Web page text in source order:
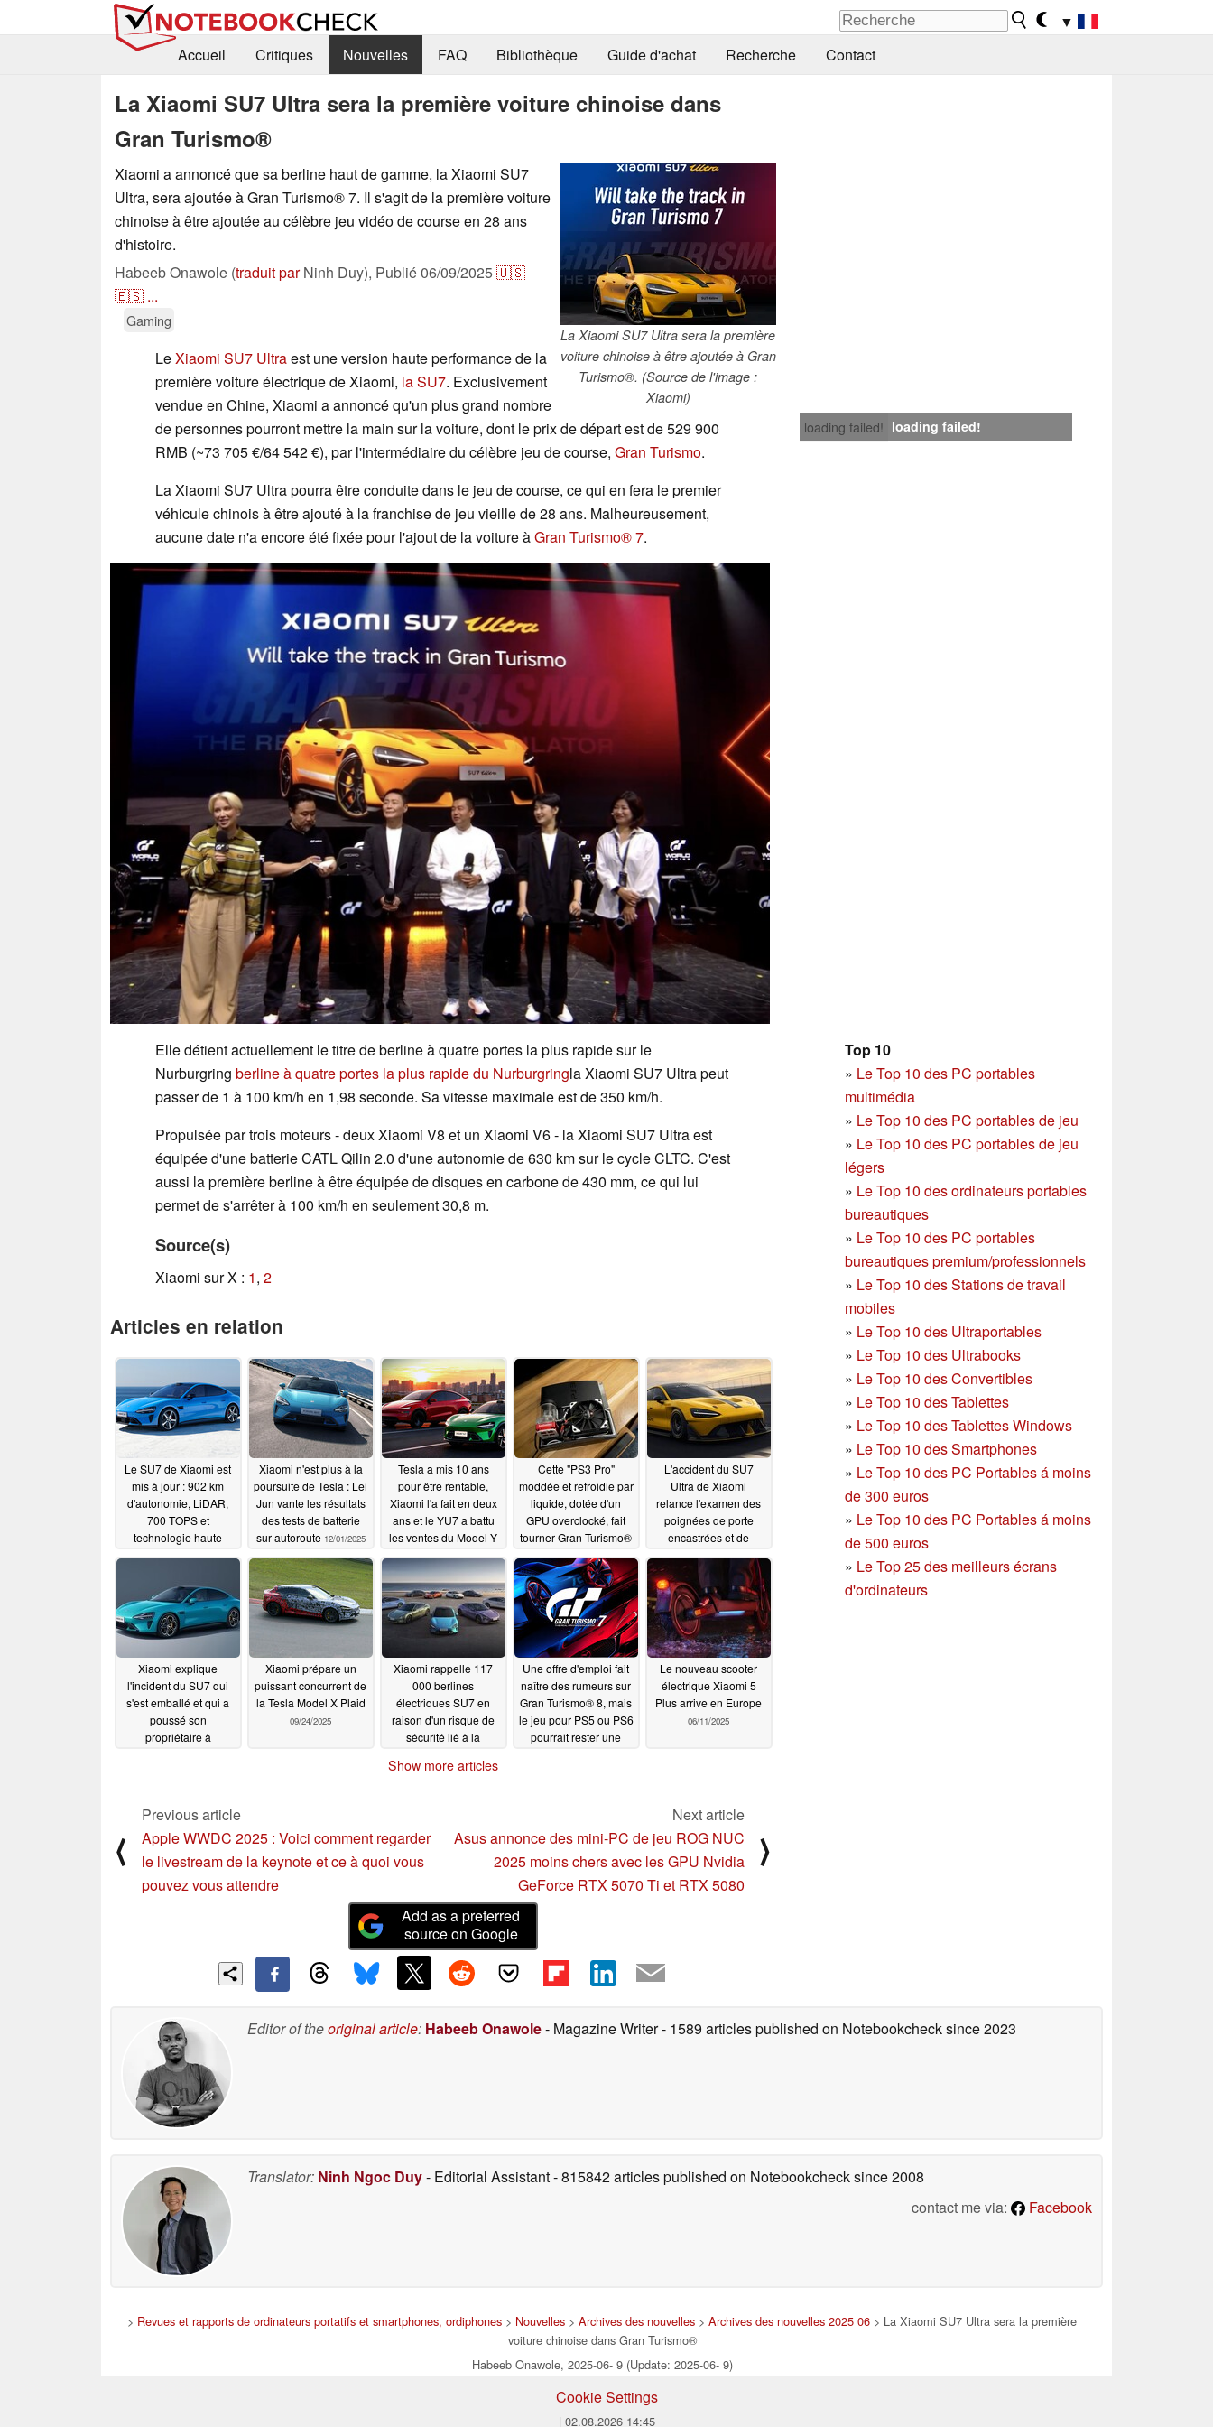
▼
Accueil
Critiques Nouvelles FAQ Bibliothèque Guide d'achat Recherche Contact
La Xiaomi SU7 Ultra sera la première voiture chinoise dans
Gran Turismo®
La Xiaomi SU7 Ultra sera la première
voiture chinoise à être ajoutée à Gran
Turismo®. (Source de l'image :
Xiaomi)
Xiaomi a annoncé que sa berline haut de gamme, la Xiaomi SU7
Ultra, sera ajoutée à Gran Turismo® 7. Il s'agit de la première voiture
chinoise à être ajoutée au célèbre jeu vidéo de course en 28 ans
d'histoire.
Habeeb Onawole (traduit parNinh Duy), Publié06/09/2025🇺🇸
🇪🇸 ...
Gaming
loading failed! loading failed!
LeXiaomi SU7 Ultraest une version haute performance de la
première voiture électrique de Xiaomi, la SU7. Exclusivement
vendue en Chine, Xiaomi a annoncé qu'un plus grand nombre
de personnes pourront mettre la main sur la voiture, dont le prix de départ est de 529 900
RMB (~73 705 €/64 542 €), par l'intermédiaire du célèbre jeu de course, Gran Turismo.
La Xiaomi SU7 Ultra pourra être conduite dans le jeu de course, ce qui en fera le premier
véhicule chinois à être ajouté à la franchise de jeu vieille de 28 ans. Malheureusement,
aucune date n'a encore été fixée pour l'ajout de la voiture àGran Turismo® 7.
Top 10
» Le Top 10 des PC portables
multimédia
» Le Top 10 des PC portables de jeu
» Le Top 10 des PC portables de jeu
légers
» Le Top 10 des ordinateurs portables
bureautiques
» Le Top 10 des PC portables
bureautiques premium/professionnels
» Le Top 10 des Stations de travail
mobiles
» Le Top 10 des Ultraportables
» Le Top 10 des Ultrabooks
» Le Top 10 des Convertibles
» Le Top 10 des Tablettes
» Le Top 10 des Tablettes Windows
» Le Top 10 des Smartphones
» Le Top 10 des PC Portables á moins
de 300 euros
» Le Top 10 des PC Portables á moins
de 500 euros
» Le Top 25 des meilleurs écrans
d'ordinateurs
Elle détient actuellement le titre de berline à quatre portes la plus rapide sur le
Nurburgring berline à quatre portes la plus rapide du Nurburgringla Xiaomi SU7 Ultra peut
passer de 1 à 100 km/h en 1,98 seconde. Sa vitesse maximale est de 350 km/h.
Propulsée par trois moteurs - deux Xiaomi V8 et un Xiaomi V6 - la Xiaomi SU7 Ultra est
équipée d'une batterie CATL Qilin 2.0 d'une autonomie de 630 km sur le cycle CLTC. C'est
aussi la première berline à être équipée de disques en carbone de 430 mm, ce qui lui
permet de s'arrêter à 100 km/h en seulement 30,8 m.
Source(s)
Xiaomi sur X : 1, 2
Articles en relation
Le SU7 de Xiaomi est
mis à jour : 902 km
d'autonomie, LiDAR,
700 TOPS et
technologie haute
Xiaomi n'est plus à la
poursuite de Tesla : Lei
Jun vante les résultats
des tests de batterie
sur autoroute 12/01/2025
Tesla a mis 10 ans
pour être rentable,
Xiaomi l'a fait en deux
ans et le YU7 a battu
les ventes du Model Y
11/20/2025
Cette "PS3 Pro"
moddée et refroidie par
liquide, dotée d'un
GPU overclocké, fait
tourner Gran Turismo®
10/21/2025
L'accident du SU7
Ultra de Xiaomi
relance l'examen des
poignées de porte
encastrées et de
secours
10/13/2025
Xiaomi explique
l'incident du SU7 qui
s'est emballé et qui a
poussé son
propriétaire à
Xiaomi prépare un
puissant concurrent de
la Tesla Model X Plaid
09/24/2025
Xiaomi rappelle 117
000 berlines
électriques SU7 en
raison d'un risque de
sécurité lié à la
09/19/2025
Une offre d'emploi fait
naître des rumeurs sur
Gran Turismo® 8, mais
le jeu pour PS5 ou PS6
pourrait rester une
Le nouveau scooter
électrique Xiaomi 5
Plus arrive en Europe
06/11/2025
Show more articles
⟨
Previous article
Apple WWDC 2025 : Voici comment regarder
le livestream de la keynote et ce à quoi vous
pouvez vous attendre
Next article
Asus annonce des mini-PC de jeu ROG NUC
2025 moins chers avec les GPU Nvidia
GeForce RTX 5070 Ti et RTX 5080
⟩
Add as a preferred
source on Google
Editor of theoriginal article: Habeeb Onawole- Magazine Writer- 1589 articles published on Notebookchecksince 2023
Translator: Ninh Ngoc Duy- Editorial Assistant- 815842 articles published on Notebookchecksince 2008
contact me via:
Facebook
> Revues et rapports de ordinateurs portatifs et smartphones, ordiphones > Nouvelles > Archives des nouvelles > Archives des nouvelles 2025 06 > La Xiaomi SU7 Ultra sera la première
voiture chinoise dans Gran Turismo®
Habeeb Onawole, 2025-06- 9 (Update: 2025-06- 9)
Cookie Settings
| 02.08.2026 14:45